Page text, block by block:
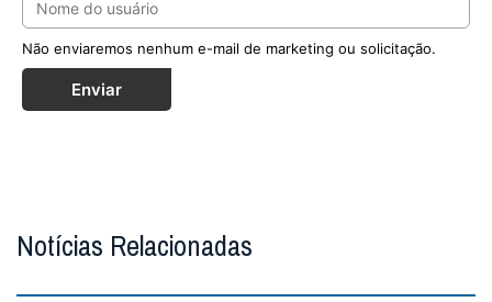
Não enviaremos nenhum e-mail de marketing ou solicitação.
Enviar
Notícias Relacionadas